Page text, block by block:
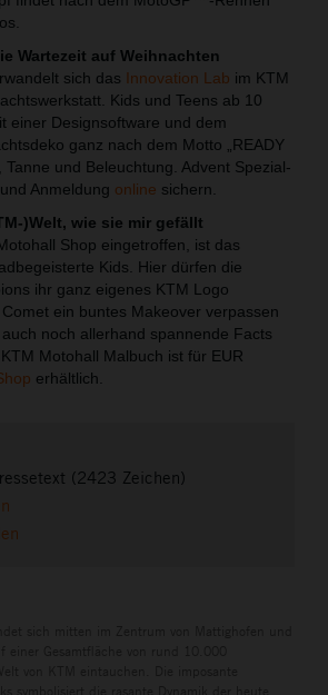
Wartezeit auf Weihnachten
sich das Innovation Lab im KTM
Kids und Teens ab 10
einer Designsoftware und dem
ganz nach dem Motto „READY
Tanne und Beleuchtung. Advent Spezial-
Anmeldung online sichern.
)Welt, wie sie mir gefällt
Shop eingetroffen, ist das
Kids. Hier dürfen die
ihr ganz eigenes KTM Logo
ein buntes Makeover verpassen
noch allerhand spannende Facts
Motohall Malbuch ist für EUR
erhältlich.
(2423 Zeichen)